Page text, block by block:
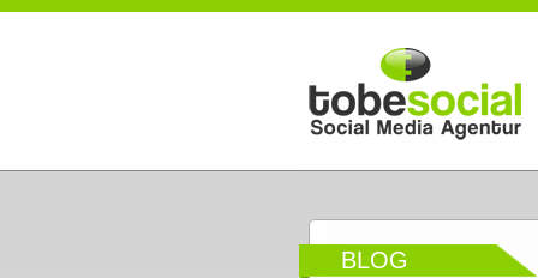
Direkt zum Inhalt
BLOG